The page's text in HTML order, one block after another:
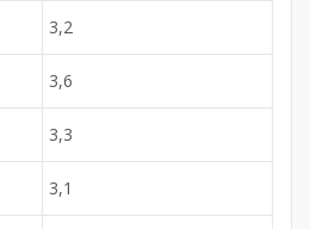
3,2
3,6
3,3
3,1